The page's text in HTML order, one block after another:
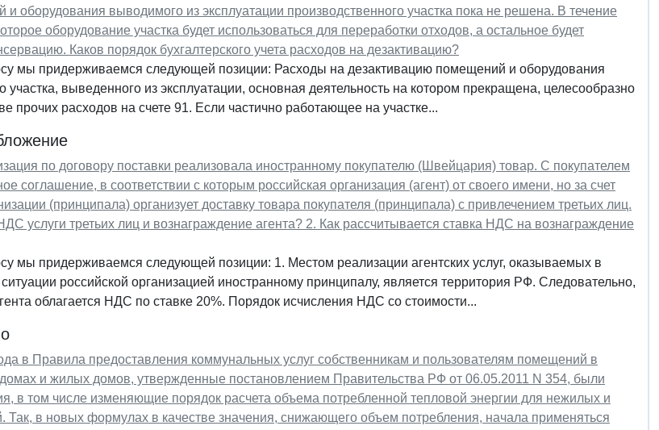
оборудования выводимого из эксплуатации производственного участка пока не решена. В течение
оборудование участка будет использоваться для переработки отходов, а остальное будет
Каков порядок бухгалтерского учета расходов на дезактивацию?
мы придерживаемся следующей позиции: Расходы на дезактивацию помещений и оборудования
участка, выведенного из эксплуатации, основная деятельность на котором прекращена, целесообразно
прочих расходов на счете 91. Если частично работающее на участке...
по договору поставки реализовала иностранному покупателю (Швейцария) товар. С покупателем
соглашение, в соответствии с которым российская организация (агент) от своего имени, но за счет
(принципала) организует доставку товара покупателя (принципала) с привлечением третьих лиц.
услуги третьих лиц и вознаграждение агента? 2. Как рассчитывается ставка НДС на вознаграждение
мы придерживаемся следующей позиции: 1. Местом реализации агентских услуг, оказываемых в
российской организацией иностранному принципалу, является территория РФ. Следовательно,
облагается НДС по ставке 20%. Порядок исчисления НДС со стоимости...
в Правила предоставления коммунальных услуг собственникам и пользователям помещений в
и жилых домов, утвержденные постановлением Правительства РФ от 06.05.2011 N 354, были
в том числе изменяющие порядок расчета объема потребленной тепловой энергии для нежилых и
в новых формулах в качестве значения, снижающего объем потребления, начала применяться